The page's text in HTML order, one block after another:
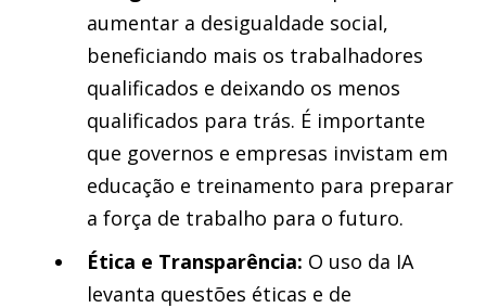
aumentar a desigualdade social,
beneficiando mais os trabalhadores
qualificados e deixando os menos
qualificados para trás. É importante
que governos e empresas invistam em
educação e treinamento para preparar
a força de trabalho para o futuro.
Ética e Transparência: O uso da IA
levanta questões éticas e de